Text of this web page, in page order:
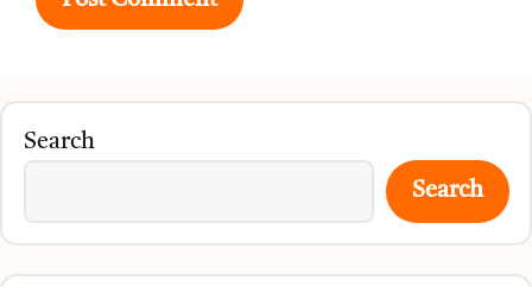
Search
Search